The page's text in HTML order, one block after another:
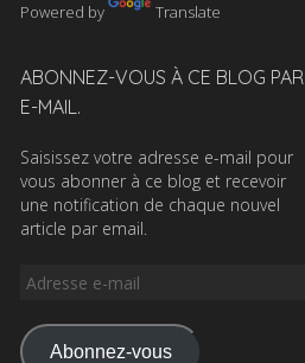
Powered by Translate
ABONNEZ-VOUS À CE BLOG PAR
E-MAIL.
Saisissez votre adresse e-mail pour
vous abonner à ce blog et recevoir
une notification de chaque nouvel
article par email.
Adresse
mail
Abonnez-vous